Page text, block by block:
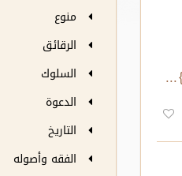
منوع
الرقائق
السلوك
الدعوة
التاريخ
الفقه وأصوله